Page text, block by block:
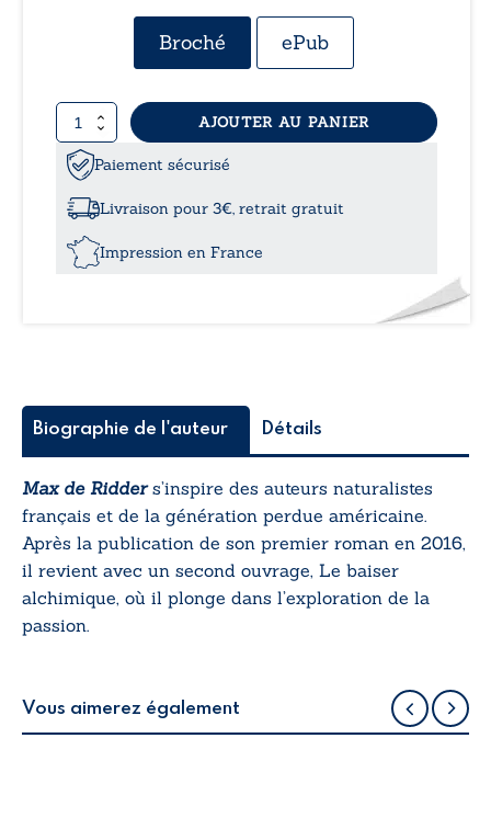
Broché ePub
quantité
de
Le
baiser
alchimique
AJOUTER AU PANIER
Paiement sécurisé
Livraison pour 3€, retrait gratuit
Impression en France
Biographie de l'auteur Détails
Max de Ridders’inspire des auteurs naturalistes
français et de la génération perdue américaine.
Après la publication de son premier roman en 2016,
il revient avec un second ouvrage, Le baiser
alchimique, où il plonge dans l’exploration de la
passion.
Vous aimerez également